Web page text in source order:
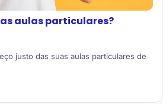
aulas particulares?
justo das suas aulas particulares de